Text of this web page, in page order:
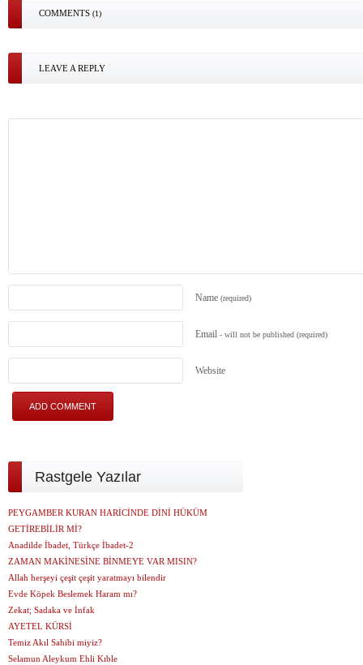
COMMENTS (1)
LEAVE A REPLY
Name (required)
Email - will not be published (required)
Website
Rastgele Yazılar
PEYGAMBER KURAN HARİCİNDE DİNİ HÜKÜM
GETİREBİLİR Mİ?
Anadilde İbadet, Türkçe İbadet-2
ZAMAN MAKİNESİNE BİNMEYE VAR MISIN?
Allah herşeyi çeşit çeşit yaratmayı bilendir
Evde Köpek Beslemek Haram mı?
Zekat; Sadaka ve İnfak
AYETEL KÜRSİ
Temiz Akıl Sahibi miyiz?
Selamun Aleykum Ehli Kıble